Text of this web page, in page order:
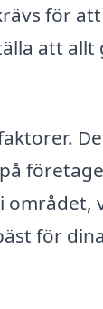
för att
att allt
området,
för